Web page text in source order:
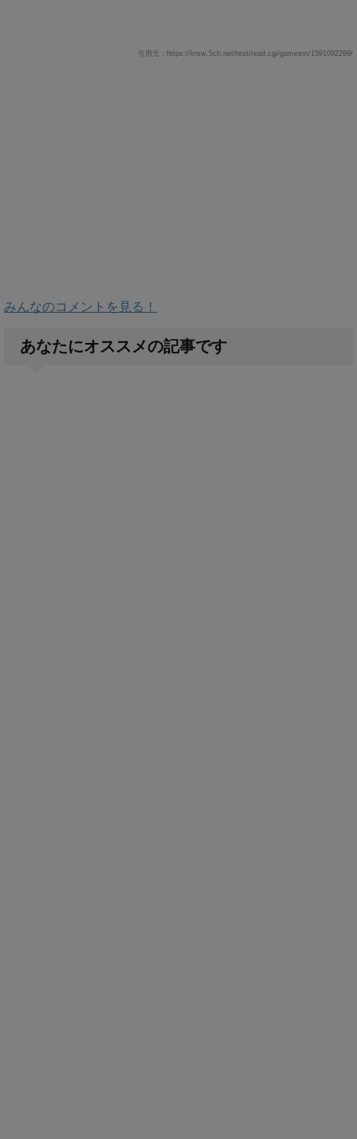
引用元：https://krsw.5ch.net/test/read.cgi/gamesm/1591092299/
みんなのコメントを見る！
あなたにオススメの記事です